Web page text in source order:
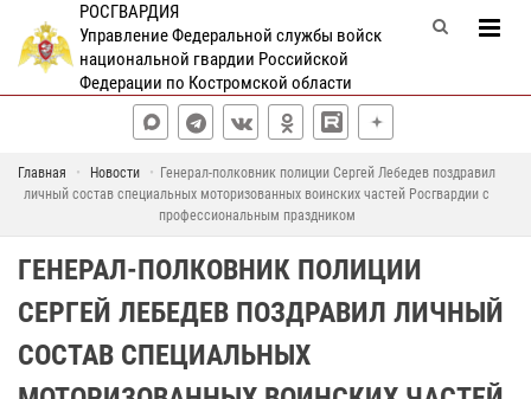
РОСГВАРДИЯ
Управление Федеральной службы войск
национальной гвардии Российской
Федерации по Костромской области
Главная Новости
Генерал-полковник полиции Сергей Лебедев поздравил
личный состав специальных моторизованных воинских частей Росгвардии с
профессиональным праздником
ГЕНЕРАЛ-ПОЛКОВНИК ПОЛИЦИИ
СЕРГЕЙ ЛЕБЕДЕВ ПОЗДРАВИЛ ЛИЧНЫЙ
СОСТАВ СПЕЦИАЛЬНЫХ